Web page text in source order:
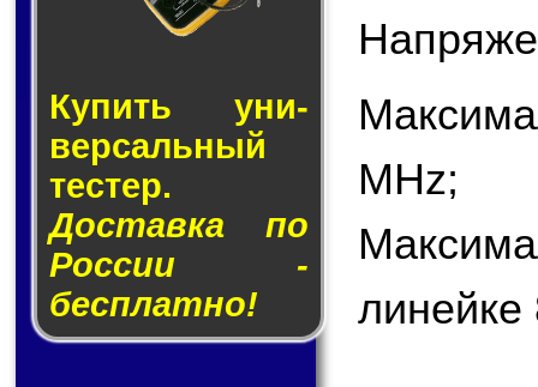
Купить уни­
вер­саль­ный
тес­тер.
Доставка по
России -
бесплатно!
MHz;